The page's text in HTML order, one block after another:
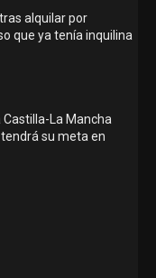
alquilar por
que ya tenía inquilina
Castilla-La Mancha
su meta en